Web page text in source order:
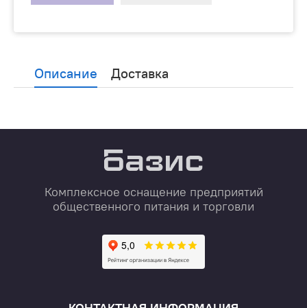
Описание Доставка
Комплексное оснащение предприятий
общественного питания и торговли